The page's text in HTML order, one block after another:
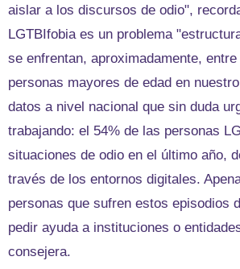
aislar a los discursos de odio",
LGTBIfobia es un problema
se enfrentan, aproximadamente,
personas mayores de edad en
datos a nivel nacional que sin duda
trabajando: el 54% de las personas
situaciones de odio en el último año,
través de los entornos digitales.
personas que sufren estos episodios
pedir ayuda a instituciones o
consejera.